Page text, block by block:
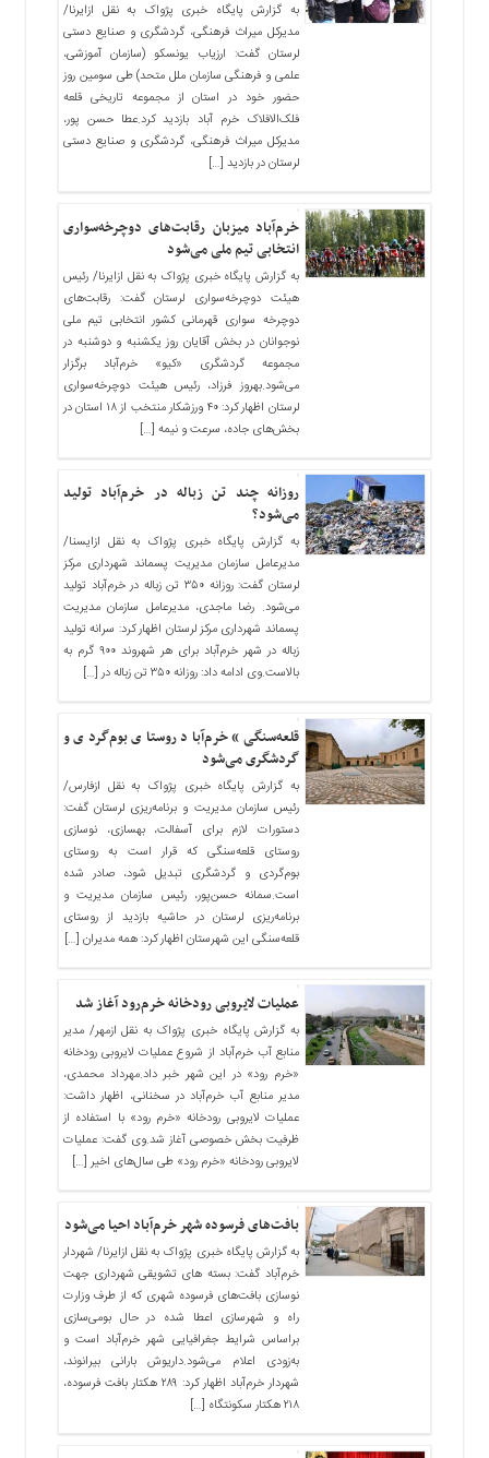
به گزارش پایگاه خبری پژواک به نقل ازایرنا/
مدیرکل میراث فرهنگی، گردشگری و صنایع دستی
لرستان گفت: ارزیاب یونسکو (سازمان آموزشی،
علمی و فرهنگی سازمان ملل متحد) طی سومین روز
حضور خود در استان از مجموعه تاریخی قلعه
فلک‌الافلاک خرم آباد بازدید کرد.عطا حسن پور،
مدیرکل میراث فرهنگی، گردشگری و صنایع دستی
لرستان در بازدید […]
خرم‌آباد میزبان رقابت‌های دوچرخه‌سواری
انتخابی تیم ملی می‌شود
به گزارش پایگاه خبری پژواک به نقل ازایرنا/ رئیس
هیئت دوچرخه‌سواری لرستان گفت: رقابت‌های
دوچرخه سواری قهرمانی کشور انتخابی تیم ملی
نوجوانان در بخش آقایان روز یکشنبه و دوشنبه در
مجموعه گردشگری «کیو» خرم‌آباد برگزار
می‌شود.بهروز فرزاد، رئیس هیئت دوچرخه‌سواری
لرستان اظهار کرد: ۴۰ ورزشکار منتخب از ۱۸ استان در
بخش‌های جاده، سرعت و نیمه […]
روزانه چند تن زباله در خرم‌آباد تولید
می‌شود؟
به گزارش پایگاه خبری پژواک به نقل ازایسنا/
مدیرعامل سازمان مدیریت پسماند شهرداری مرکز
لرستان گفت: روزانه ۳۵۰ تن زباله در خرم‌آباد تولید
می‌شود. رضا ماجدی، مدیرعامل سازمان مدیریت
پسماند شهرداری مرکز لرستان اظهار کرد: سرانه تولید
زباله در شهر خرم‌آباد برای هر شهروند ۹۰۰ گرم به
بالاست.وی ادامه داد: روزانه ۳۵۰ تن زباله در […]
قلعه‌سنگی» خرم‌آباد روستای بوم‌گردی و
گردشگری می‌شود
به گزارش پایگاه خبری پژواک به نقل ازفارس/
رئیس سازمان مدیریت و برنامه‌ریزی لرستان گفت:
دستورات لازم برای آسفالت، بهسازی، نوسازی
روستای قلعه‌سنگی که قرار است به روستای
بوم‌گردی و گردشگری تبدیل شود، صادر شده
است.سمانه حسن‌پور، رئیس سازمان مدیریت و
برنامه‌ریزی لرستان در حاشیه بازدید از روستای
قلعه‌سنگی این شهرستان اظهار کرد: همه مدیران […]
عملیات لایروبی رودخانه خرم‌رود آغاز شد
به گزارش پایگاه خبری پژواک به نقل ازمهر/ مدیر
منابع آب خرم‌آباد از شروع عملیات لایروبی رودخانه
«خرم رود» در این شهر خبر داد.مهرداد محمدی،
مدیر منابع آب خرم‌آباد در سخنانی، اظهار داشت:
عملیات لایروبی رودخانه «خرم رود» با استفاده از
ظرفیت بخش خصوصی آغاز شد.وی گفت: عملیات
لایروبی رودخانه «خرم رود» طی سال‌های اخیر […]
بافت‌های فرسوده شهر خرم‌آباد احیا می‌شود
به گزارش پایگاه خبری پژواک به نقل ازایرنا/ شهردار
خرم‌آباد گفت: بسته های تشویقی شهرداری جهت
نوسازی بافت‌های فرسوده شهری که از طرف وزارت
راه و شهرسازی اعطا شده در حال بومی‌سازی
براساس شرایط جغرافیایی شهر خرم‌آباد است و
به‌زودی اعلام می‌شود.داریوش بارانی بیرانوند،
شهردار خرم‌آباد اظهار کرد: ۲۸۹ هکتار بافت فرسوده،
۲۱۸ هکتار سکونتگاه […]